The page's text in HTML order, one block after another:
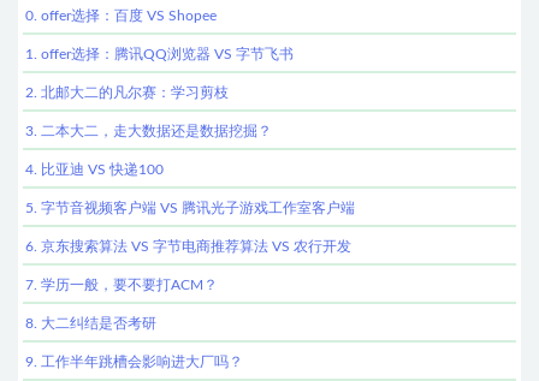
0. offer选择：百度 VS Shopee
1. offer选择：腾讯QQ浏览器 VS 字节飞书
2. 北邮大二的凡尔赛：学习剪枝
3. 二本大二，走大数据还是数据挖掘？
4. 比亚迪 VS 快递100
5. 字节音视频客户端 VS 腾讯光子游戏工作室客户端
6. 京东搜索算法 VS 字节电商推荐算法 VS 农行开发
7. 学历一般，要不要打ACM？
8. 大二纠结是否考研
9. 工作半年跳槽会影响进大厂吗？